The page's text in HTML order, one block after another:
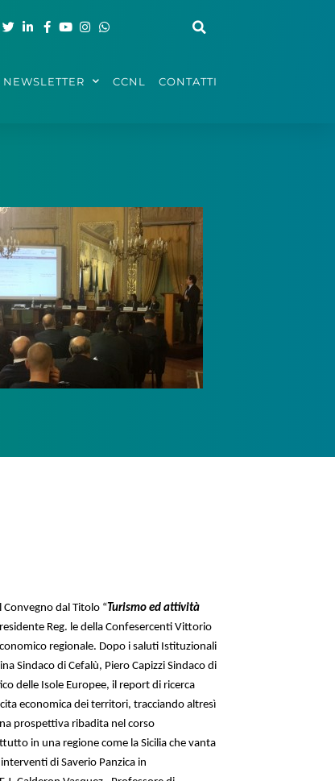
NEWSLETTER CCNL CONTATTI
Convegno dal Titolo “Turismo ed attività
Reg. le della Confesercenti Vittorio
regionale. Dopo i saluti Istituzionali
Sindaco di Cefalù, Piero Capizzi Sindaco di
delle Isole Europee, il report di ricerca
economica dei territori, tracciando altresì
prospettiva ribadita nel corso
in una regione come la Sicilia che vanta
di Saverio Panzica in